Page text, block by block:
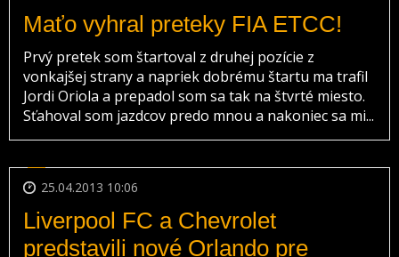
Maťo vyhral preteky FIA ETCC!
Prvý pretek som štartoval z druhej pozície z
vonkajšej strany a napriek dobrému štartu ma trafil
Jordi Oriola a prepadol som sa tak na štvrté miesto.
Sťahoval som jazdcov predo mnou a nakoniec sa mi...
25.04.2013 10:06
Liverpool FC a Chevrolet
predstavili nové Orlando pre